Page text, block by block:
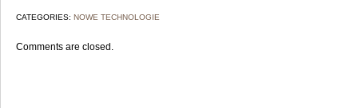
CATEGORIES: NOWE TECHNOLOGIE
Comments are closed.